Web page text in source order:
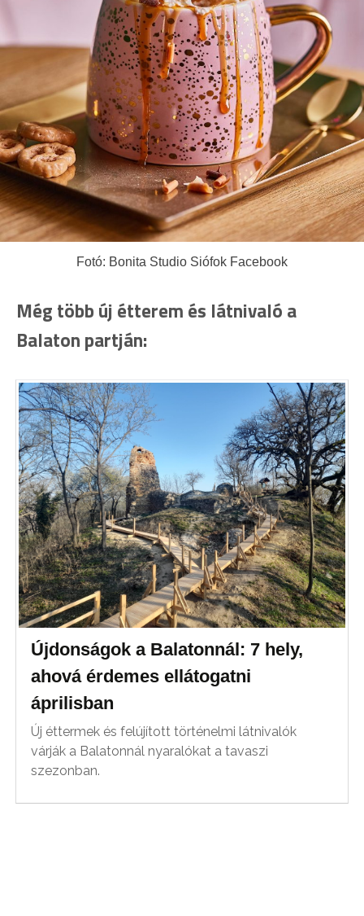
Fotó: Bonita Studio Siófok Facebook
Még több új étterem és látnivaló a
Balaton partján:
Újdonságok a Balatonnál: 7 hely,
ahová érdemes ellátogatni
áprilisban
Új éttermek és felújított történelmi látnivalók
várják a Balatonnál nyaralókat a tavaszi
szezonban.